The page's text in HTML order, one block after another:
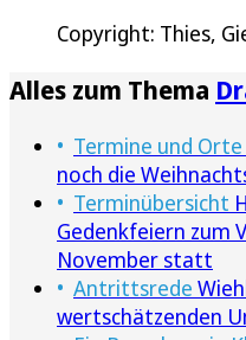
Copyright: Thies,
Alles zum Thema
Termine und Orte
noch die
Terminübersicht
Gedenkfeiern zum
November statt
Antrittsrede
wertschätzenden